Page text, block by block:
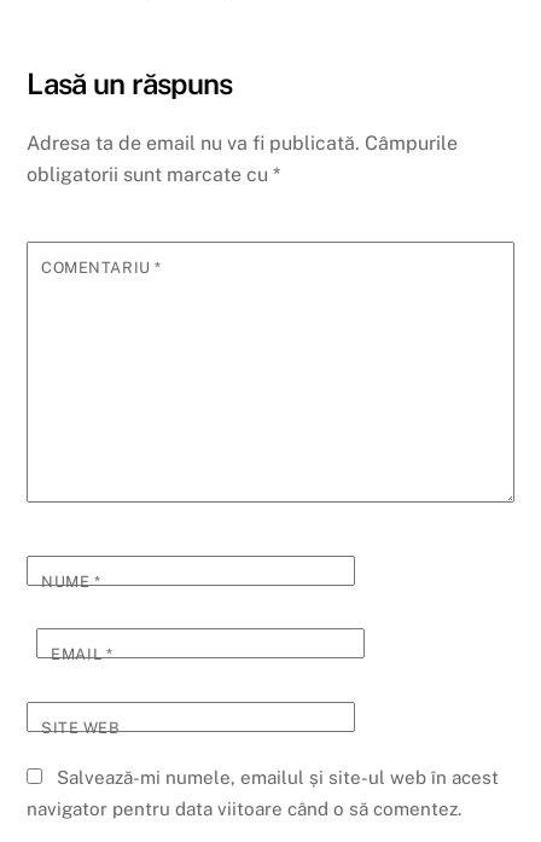
Lasă un răspuns
Adresa ta de email nu va fi publicată. Câmpurile
obligatorii sunt marcate cu*
COMENTARIU*
NUME*
EMAIL*
SITE WEB
Salvează-mi numele, emailul și site-ul web în acest
navigator pentru data viitoare când o să comentez.